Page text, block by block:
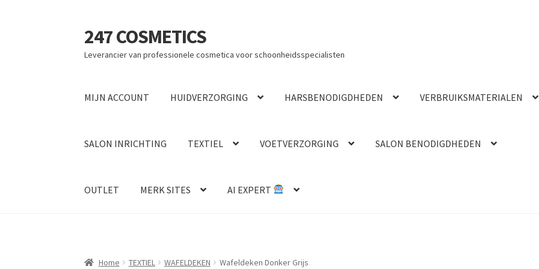
Ga
door
naar
Ga
naar
de
247 COSMETICS
Leverancier van professionele cosmetica voor schoonheidsspecialisten
MIJN ACCOUNT HUIDVERZORGING HARSBENODIGDHEDEN VERBRUIKSMATERIALEN
SALON INRICHTING TEXTIEL VOETVERZORGING SALON BENODIGDHEDEN
OUTLET MERK SITES AI EXPERT
Home TEXTIEL WAFELDEKEN Wafeldeken Donker Grijs